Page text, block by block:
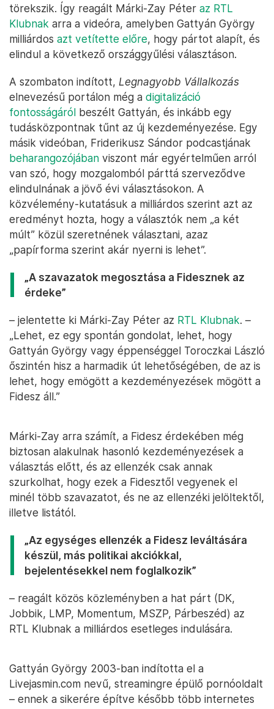
törekszik. Így reagált Márki-Zay Péter az RTL
Klubnak arra a videóra, amelyben Gattyán György
milliárdos azt vetítette előre, hogy pártot alapít, és
elindul a következő országgyűlési választáson.
A szombaton indított, Legnagyobb Vállalkozás
elnevezésű portálon még a digitalizáció
fontosságáról beszélt Gattyán, és inkább egy
tudásközpontnak tűnt az új kezdeményezése. Egy
másik videóban, Friderikusz Sándor podcastjának
beharangozójában viszont már egyértelműen arról
van szó, hogy mozgalomból párttá szerveződve
elindulnának a jövő évi választásokon. A
közvélemény-kutatásuk a milliárdos szerint azt az
eredményt hozta, hogy a választók nem „a két
múlt” közül szeretnének választani, azaz
„papírforma szerint akár nyerni is lehet”.
„A szavazatok megosztása a Fidesznek az
érdeke”
– jelentette ki Márki-Zay Péter az RTL Klubnak. –
„Lehet, ez egy spontán gondolat, lehet, hogy
Gattyán György vagy éppenséggel Toroczkai László
őszintén hisz a harmadik út lehetőségében, de az is
lehet, hogy emögött a kezdeményezések mögött a
Fidesz áll.”
Márki-Zay arra számít, a Fidesz érdekében még
biztosan alakulnak hasonló kezdeményezések a
választás előtt, és az ellenzék csak annak
szurkolhat, hogy ezek a Fidesztől vegyenek el
minél több szavazatot, és ne az ellenzéki jelöltektől,
illetve listától.
„Az egységes ellenzék a Fidesz leváltására
készül, más politikai akciókkal,
bejelentésekkel nem foglalkozik”
– reagált közös közleményben a hat párt (DK,
Jobbik, LMP, Momentum, MSZP, Párbeszéd) az
RTL Klubnak a milliárdos esetleges indulására.
Gattyán György 2003-ban indította el a
Livejasmin.com nevű, streamingre épülő pornóoldalt
– ennek a sikerére építve később több internetes